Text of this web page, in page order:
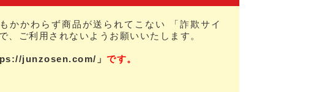
かかわらず商品が送られてこない 「詐欺サイ
ご利用されないようお願いいたします。
junzosen.com/」 です。